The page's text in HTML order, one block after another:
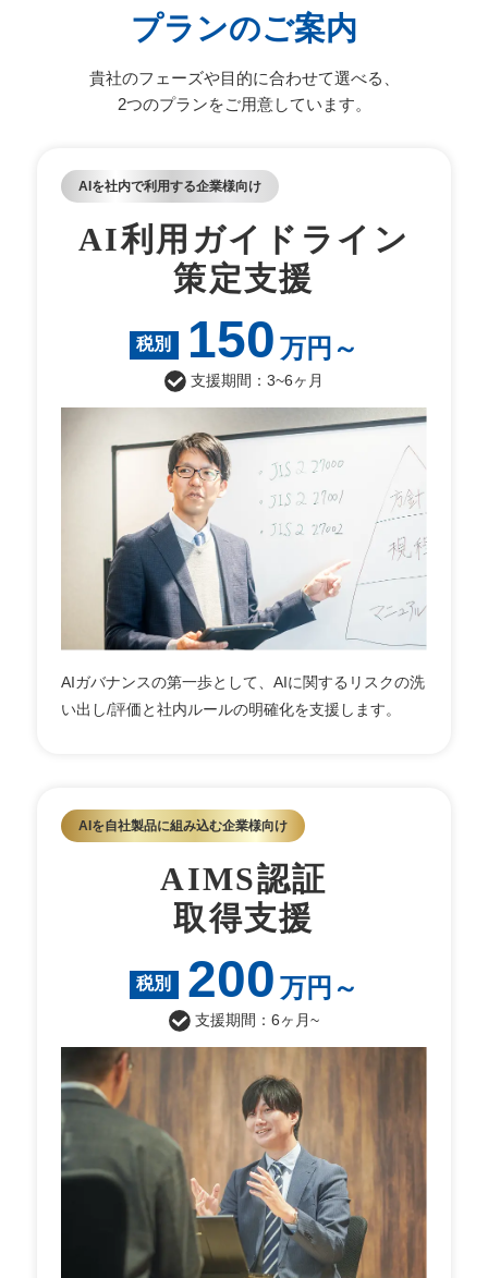
プランのご案内
貴社のフェーズや目的に合わせて選べる、
2つのプランをご用意しています。
AIを社内で利用する企業様向け
AI利用ガイドライン
策定支援
税別 150 万円～
支援期間：3~6ヶ月
AIガバナンスの第一歩として、AIに関するリスクの洗
い出し/評価と社内ルールの明確化を支援します。
AIを自社製品に組み込む企業様向け
AIMS認証
取得支援
税別 200 万円～
支援期間：6ヶ月~